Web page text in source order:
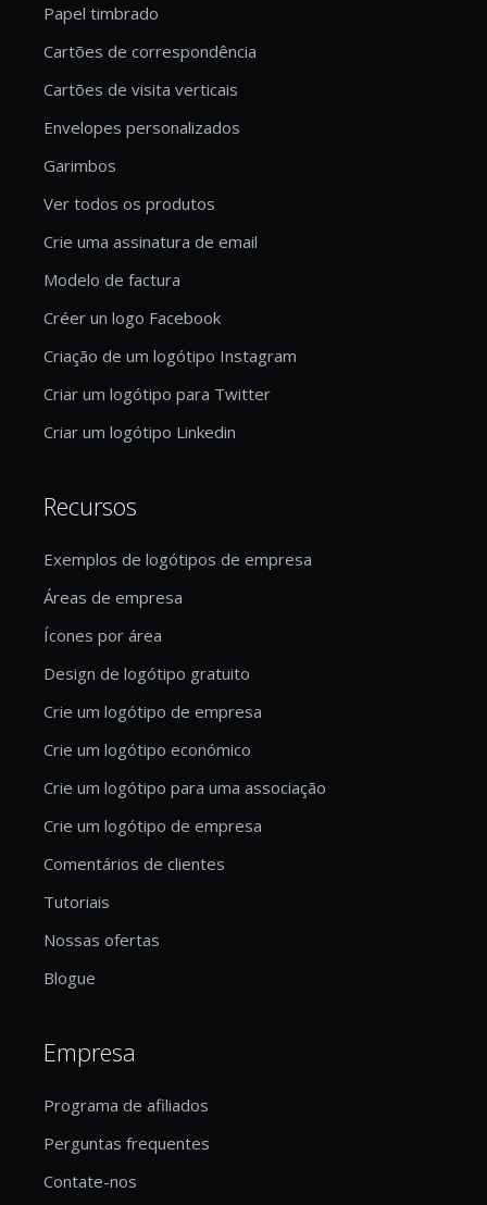
Papel timbrado
Cartões de correspondência
Cartões de visita verticais
Envelopes personalizados
Garimbos
Ver todos os produtos
Crie uma assinatura de email
Modelo de factura
Créer un logo Facebook
Criação de um logótipo Instagram
Criar um logótipo para Twitter
Criar um logótipo Linkedin
Recursos
Exemplos de logótipos de empresa
Áreas de empresa
Ícones por área
Design de logótipo gratuito
Crie um logótipo de empresa
Crie um logótipo económico
Crie um logótipo para uma associação
Crie um logótipo de empresa
Comentários de clientes
Tutoriais
Nossas ofertas
Blogue
Empresa
Programa de afiliados
Perguntas frequentes
Contate-nos